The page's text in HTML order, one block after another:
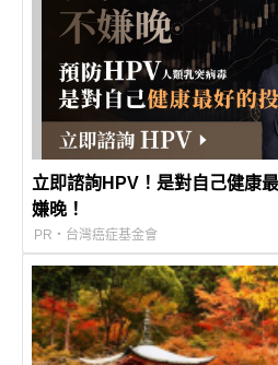
立即諮詢HPV！是對自己健康
嫌晚！
PR・台灣癌症基金會